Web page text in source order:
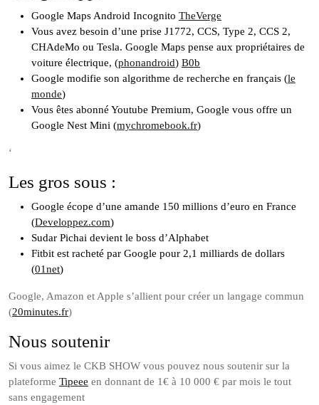
Google Maps Android Incognito TheVerge
Vous avez besoin d’une prise J1772, CCS, Type 2, CCS 2,
CHAdeMo ou Tesla. Google Maps pense aux propriétaires de
voiture électrique, (phonandroid) B0b
Google modifie son algorithme de recherche en français (le
monde)
Vous êtes abonné Youtube Premium, Google vous offre un
Google Nest Mini (mychromebook.fr)
‘
Les gros sous :
Google écope d’une amande 150 millions d’euro en France
(Developpez.com)
Sudar Pichai devient le boss d’Alphabet
Fitbit est racheté par Google pour 2,1 milliards de dollars
(01net)
Google, Amazon et Apple s’allient pour créer un langage commun
(20minutes.fr)
Nous soutenir
Si vous aimez le CKB SHOW vous pouvez nous soutenir sur la
plateforme Tipeee en donnant de 1€ à 10 000 € par mois le tout
sans engagement